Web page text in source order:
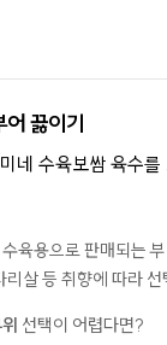
어 끓이기
네 수육보쌈 육수
육용으로 판매되는
리살 등 취향에 따라
선택이 어렵다면?